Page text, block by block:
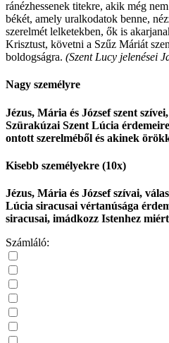
ránézhessenek titekre, akik még
békét, amely uralkodatok benne,
szerelmét lelketekben, ők is
Krisztust, követni a Szűz Máriát
boldogságra. (Szent Lucy jelenései
Nagy személyre
Jézus, Mária és József szent
Szürakúzai Szent Lúcia
ontott szerelméből és akinek
Kisebb személyekre (10x)
Jézus, Mária és József szívai,
Lúcia siracusai vértanúsága
siracusai, imádkozz Istenhez
Számláló: